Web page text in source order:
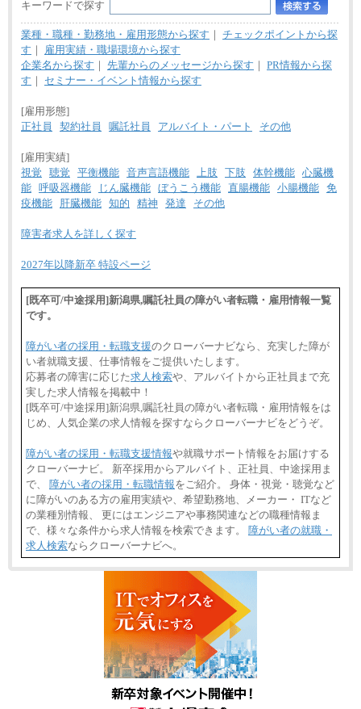
キーワードで探す
業種・職種・勤務地・雇用形態から探す ｜ チェックポイントから探
す ｜
雇用実績・職場環境から探す
企業名から探す ｜ 先輩からのメッセージから探す ｜ PR情報から探
す ｜ セミナー・イベント情報から探す
[雇用形態]
正社員
契約社員 嘱託社員 アルバイト・パート その他
[雇用実績]
視覚
聴覚 平衡機能 音声言語機能 上肢 下肢 体幹機能 心臓機
能 呼吸器機能 じん臓機能 ぼうこう機能 直腸機能 小腸機能 免
疫機能
肝臓機能 知的 精神 発達 その他
障害者求人を詳しく探す
2027年以降新卒 特設ページ
[既卒可/中途採用]新潟県,嘱託社員の障がい者転職・雇用情報一覧
です。
障がい者の採用・転職支援のクローバーナビなら、充実した障が
い者就職支援、仕事情報をご提供いたします。
応募者の障害に応じた求人検索や、アルバイトから正社員まで充
実した求人情報を掲載中！
[既卒可/中途採用]新潟県,嘱託社員の障がい者転職・雇用情報をは
じめ、人気企業の求人情報を探すならクローバーナビをどうぞ。
障がい者の採用・転職支援情報や就職サポート情報をお届けする
クローバーナビ。 新卒採用からアルバイト、正社員、中途採用ま
で、 障がい者の採用・転職情報をご紹介。 身体・視覚・聴覚など
に障がいのある方の雇用実績や、希望勤務地、メーカー・ ITなど
の業種別情報、 更にはエンジニアや事務関連などの職種情報ま
で、様々な条件から求人情報を検索できます。 障がい者の就職・
求人検索ならクローバーナビへ。